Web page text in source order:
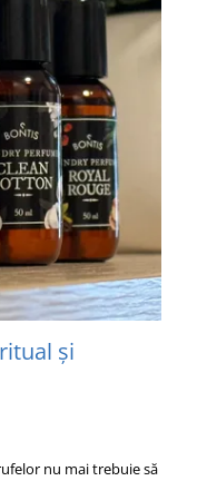
și
nu mai trebuie să